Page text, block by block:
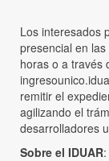
Los interesados
presencial en
horas o a través
remitir el
agilizando el
desarrolladores
Sobre el IDUAR: